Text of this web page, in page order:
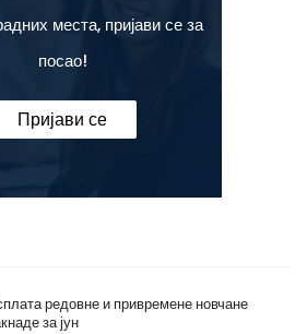
места, пријави се за
посао!
Пријави се
редовне и привремене новчане
за јун